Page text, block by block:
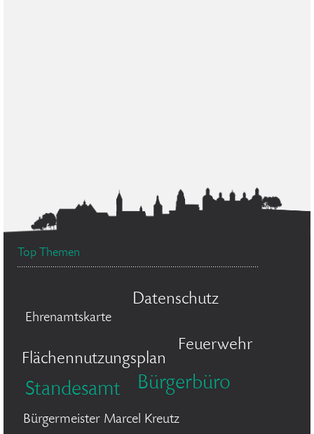
Top Themen
Ehrenamtskarte
Datenschutz
Flächennutzungsplan
Feuerwehr
Standesamt Bürgerbüro
Bürgermeister Marcel Kreutz